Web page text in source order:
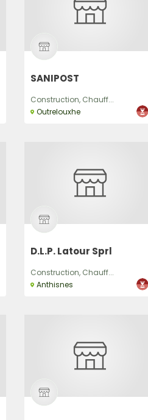
SANIPOST
Construction, Chauff...
Outrelouxhe
D.L.P. Latour Sprl
Construction, Chauff...
Anthisnes